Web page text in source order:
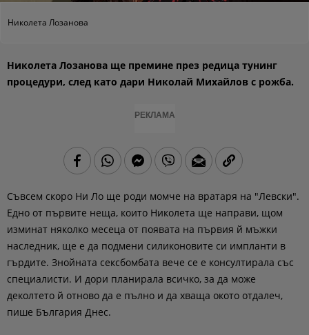
Николета Лозанова
Николета Лозанова ще премине през редица тунинг
процедури, след като дари Николай Михайлов с рожба.
РЕКЛАМА
Съвсем скоро Ни Ло ще роди момче на вратаря на "Левски".
Едно от първите неща, които Николета ще направи, щом
изминат няколко месеца от появата на първия й мъжки
наследник, ще е да подмени силиконовите си импланти в
гърдите. Знойната сексбомбата вече се е консултирала със
специалисти. И дори планирала всичко, за да може
деколтето й отново да е пълно и да хваща окото отдалеч,
пише България Днес.